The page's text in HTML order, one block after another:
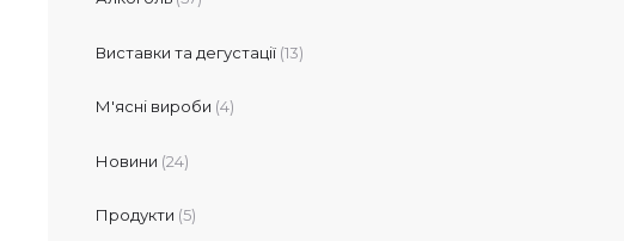
Виставки та дегустації (13)
М'ясні вироби (4)
Новини (24)
Продукти (5)